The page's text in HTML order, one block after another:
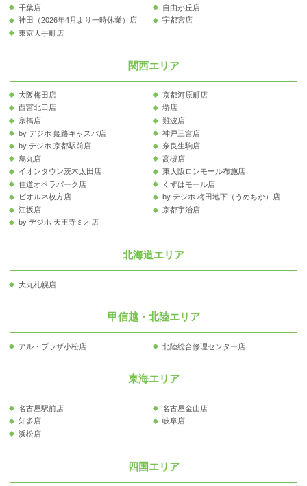
千葉店
自由が丘店
神田（2026年4月より一時休業）店
宇都宮店
東京大手町店
関西エリア
大阪梅田店
京都河原町店
西宮北口店
堺店
京橋店
難波店
by デジホ 姫路キャスパ店
神戸三宮店
by デジホ 京都駅前店
奈良生駒店
烏丸店
高槻店
イオンタウン茨木太田店
東大阪ロンモール布施店
住道オペラパーク店
くずはモール店
ビオルネ枚方店
by デジホ 梅田地下（うめちか）店
江坂店
京都宇治店
by デジホ 天王寺ミオ店
北海道エリア
大丸札幌店
甲信越・北陸エリア
アル・プラザ小松店 北陸総合修理センター店
東海エリア
名古屋駅前店
名古屋金山店
知多店
岐阜店
浜松店
四国エリア